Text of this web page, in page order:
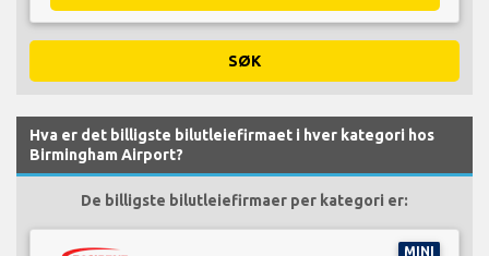
SØK
Hva er det billigste bilutleiefirmaet i hver kategori hos
Birmingham Airport?
De billigste bilutleiefirmaer per kategori er:
MINI